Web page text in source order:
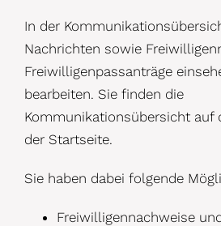
D
e
t
a
i
s
In der
Nachrichten sowie
Freiwilligenpassanträge
bearbeiten. Sie finden die
Kommunikationsübersicht auf
der Startseite.
Sie haben dabei folgende
Freiwilligennachweise